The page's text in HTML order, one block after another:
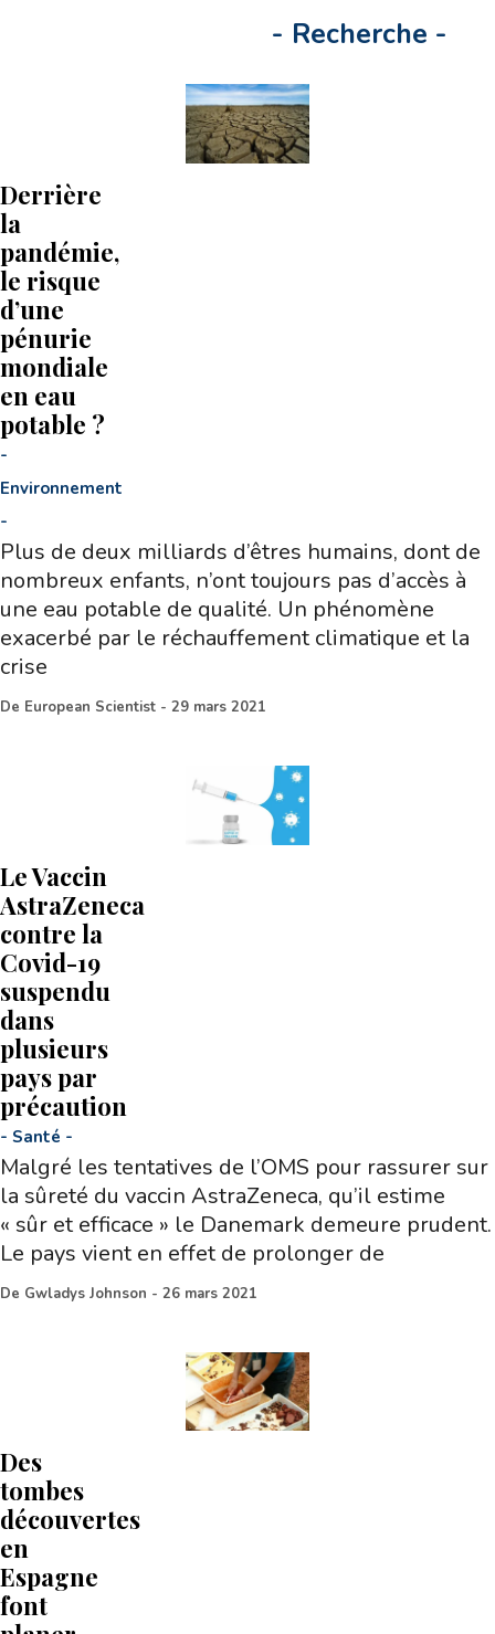
- Recherche -
Derrière
la
pandémie,
le risque
d’une
pénurie
mondiale
en eau
potable ?
-
Environnement
-
Plus de deux milliards d’êtres humains, dont de
nombreux enfants, n’ont toujours pas d’accès à
une eau potable de qualité. Un phénomène
exacerbé par le réchauffement climatique et la
crise
De European Scientist - 29 mars 2021
Le Vaccin
AstraZeneca
contre la
Covid-19
suspendu
dans
plusieurs
pays par
précaution
- Santé -
Malgré les tentatives de l’OMS pour rassurer sur
la sûreté du vaccin AstraZeneca, qu’il estime
« sûr et efficace » le Danemark demeure prudent.
Le pays vient en effet de prolonger de
De Gwladys Johnson - 26 mars 2021
Des
tombes
découvertes
en
Espagne
font